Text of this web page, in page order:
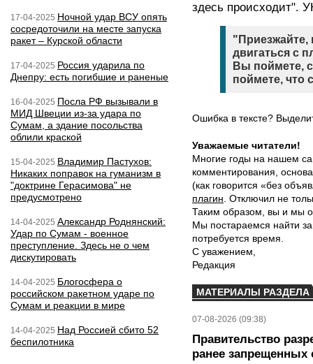
17-04-2025 Ночной удар ВСУ опять
сосредоточили на месте запуска
ракет – Курской области
17-04-2025 Россия ударила по
Днепру: есть погибшие и раненые
16-04-2025 Посла РФ вызывали в
МИД Швеции из-за удара по
Сумам, а здание посольства
облили краской
15-04-2025 Владимир Пастухов:
Никаких поправок на гуманизм в
"доктрине Герасимова" не
предусмотрено
14-04-2025 Александр Роднянский:
Удар по Сумам - военное
преступление. Здесь не о чем
дискутировать
14-04-2025 Блогосфера о
российском ракетном ударе по
Сумам и реакции в мире
14-04-2025 Над Россией сбито 52
беспилотника
здесь происходит".
"Приезжайте,
двигаться с
Вы поймете,
поймете, что
Ошибка в тексте?
Уважаемые читатели!
Многие годы на нашем
комментирования,
(как говорится «без
плагин . Отключил не
Таким образом, вы и мы
Мы постараемся найти
потребуется время.
С уважением,
Редакция
МАТЕРИАЛЫ РАЗДЕЛА
07-08-2026 (09:38)
Правительство
ранее запрещенных